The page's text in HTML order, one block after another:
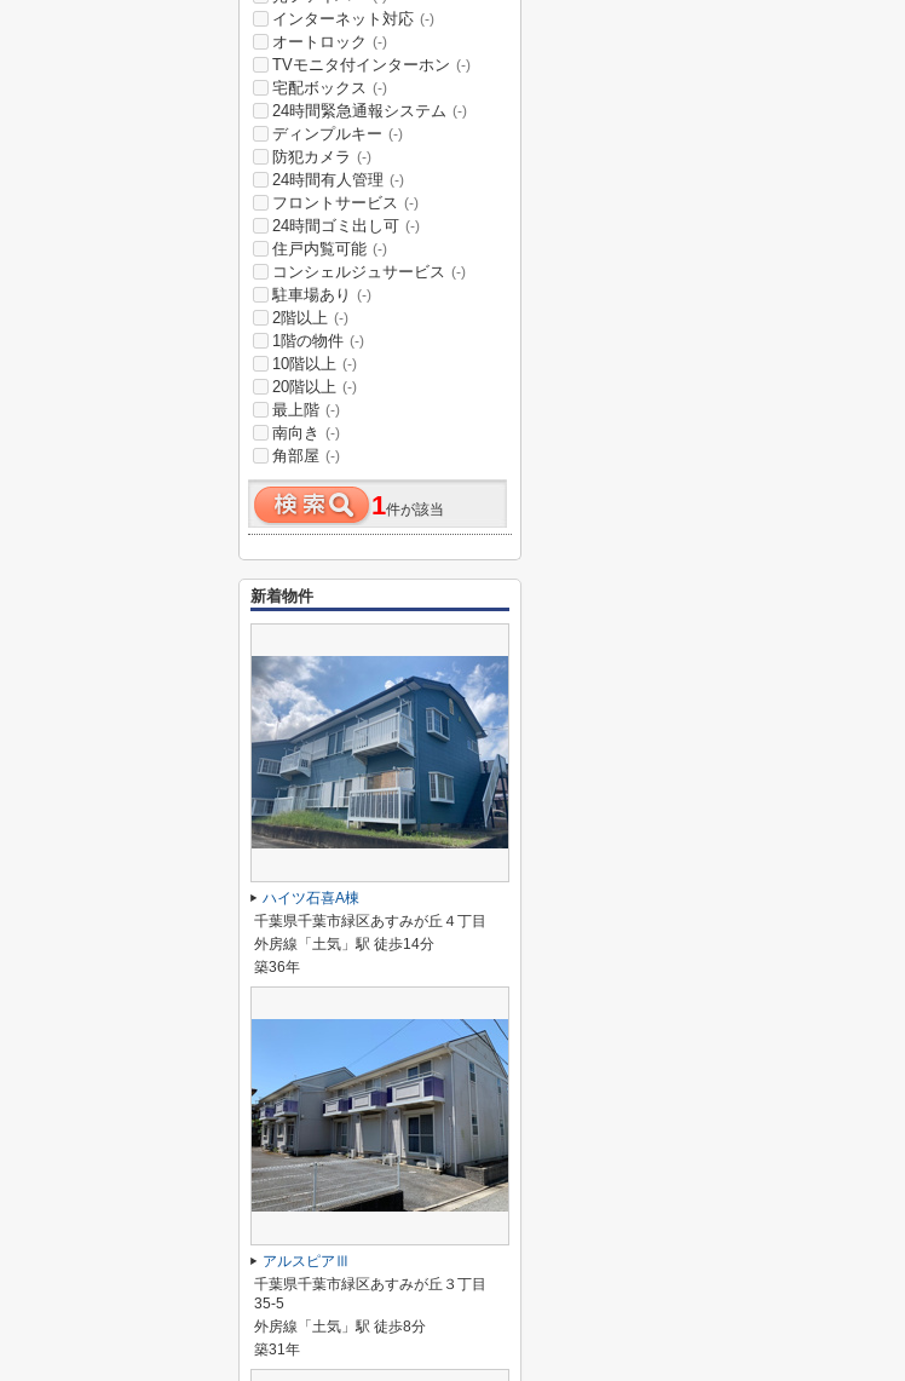
インターネット対応 (-)
オートロック (-)
TVモニタ付インターホン (-)
宅配ボックス (-)
24時間緊急通報システム (-)
ディンプルキー (-)
防犯カメラ (-)
24時間有人管理 (-)
フロントサービス (-)
24時間ゴミ出し可 (-)
住戸内覧可能 (-)
コンシェルジュサービス (-)
駐車場あり (-)
2階以上 (-)
1階の物件 (-)
10階以上 (-)
20階以上 (-)
最上階 (-)
南向き (-)
角部屋 (-)
1件が該当
新着物件
ハイツ石喜A棟
千葉県千葉市緑区あすみが丘４丁目
外房線「土気」駅 徒歩14分
築36年
アルスピアⅢ
千葉県千葉市緑区あすみが丘３丁目
35-5
外房線「土気」駅 徒歩8分
築31年